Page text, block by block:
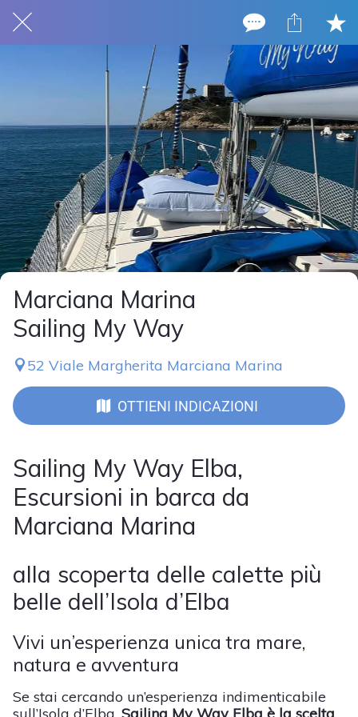
Marciana Marina
Sailing My Way
52 Viale Margherita Marciana Marina
OTTIENI INDICAZIONI
Sailing My Way Elba,
Escursioni in barca da
Marciana Marina
alla scoperta delle calette più
belle dell’Isola d’Elba
Vivi un’esperienza unica tra mare,
natura e avventura
Se stai cercando un’esperienza indimenticabile